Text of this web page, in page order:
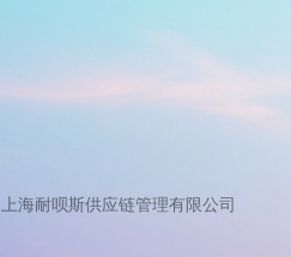
上海耐呗斯供应链管理有限公司